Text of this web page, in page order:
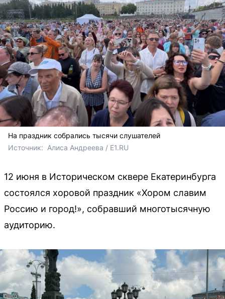
На праздник собрались тысячи слушателей
Источник: Алиса Андреева / E1.RU
12 июня в Историческом сквере Екатеринбурга
состоялся хоровой праздник «Хором славим
Россию и город!», собравший многотысячную
аудиторию.